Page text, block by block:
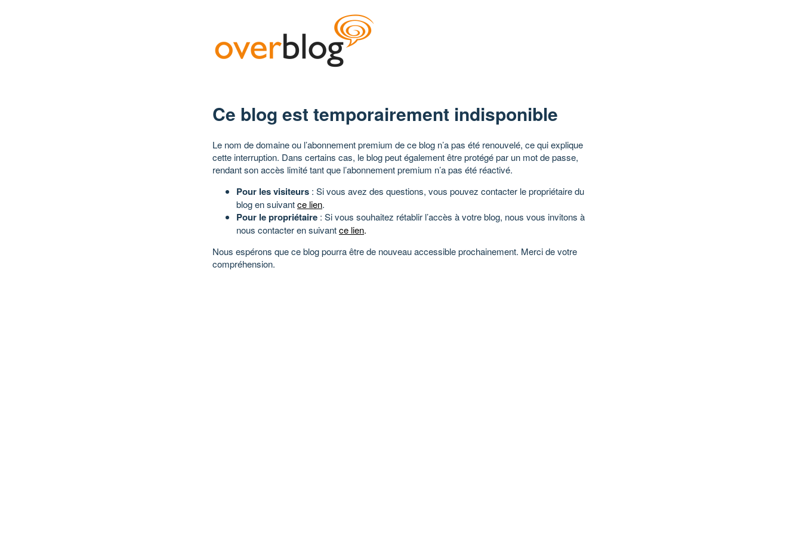
Ce blog est temporairement indisponible
Le nom de domaine ou l’abonnement premium de ce blog n’a pas été renouvelé, ce qui explique
cette interruption. Dans certains cas, le blog peut également être protégé par un mot de passe,
rendant son accès limité tant que l’abonnement premium n’a pas été réactivé.
Pour les visiteurs : Si vous avez des questions, vous pouvez contacter le propriétaire du
blog en suivantce lien.
Pour le propriétaire : Si vous souhaitez rétablir l’accès à votre blog, nous vous invitons à
nous contacter en suivantce lien.
Nous espérons que ce blog pourra être de nouveau accessible prochainement. Merci de votre
compréhension.